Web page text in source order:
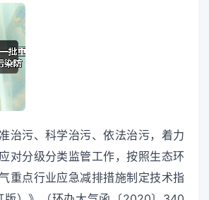
治污、科学治污、依法治污，着力
对分级分类监管工作，按照生态环
重点行业应急减排措施制定技术指